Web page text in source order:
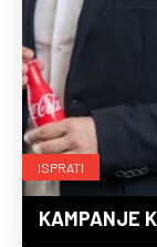
ISPRATI
KAMPANJE